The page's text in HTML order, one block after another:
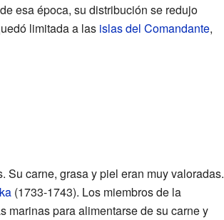
esa época, su distribución se redujo
limitada a las islas del Comandante,
Su carne, grasa y piel eran muy valoradas.
(1733-1743). Los miembros de la
marinas para alimentarse de su carne y